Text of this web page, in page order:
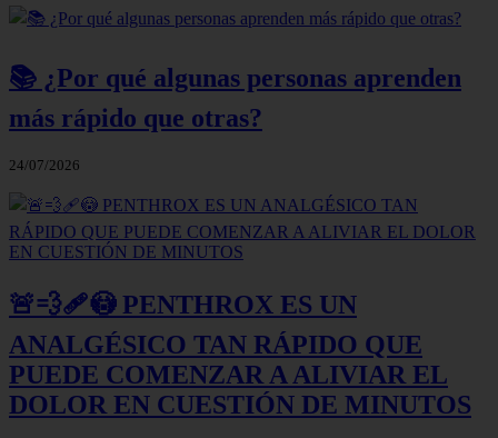
📚 ¿Por qué algunas personas aprenden
más rápido que otras?
24/07/2026
🚨💨🩹😳 PENTHROX ES UN
ANALGÉSICO TAN RÁPIDO QUE
PUEDE COMENZAR A ALIVIAR EL
DOLOR EN CUESTIÓN DE MINUTOS